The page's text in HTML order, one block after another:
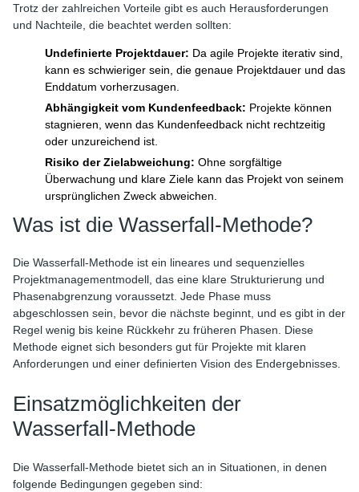
Trotz der zahlreichen Vorteile gibt es auch Herausforderungen
und Nachteile, die beachtet werden sollten:
Undefinierte Projektdauer: Da agile Projekte iterativ sind,
kann es schwieriger sein, die genaue Projektdauer und das
Enddatum vorherzusagen.
Abhängigkeit vom Kundenfeedback: Projekte können
stagnieren, wenn das Kundenfeedback nicht rechtzeitig
oder unzureichend ist.
Risiko der Zielabweichung: Ohne sorgfältige
Überwachung und klare Ziele kann das Projekt von seinem
ursprünglichen Zweck abweichen.
Was ist die Wasserfall-Methode?
Die Wasserfall-Methode ist ein lineares und sequenzielles
Projektmanagementmodell, das eine klare Strukturierung und
Phasenabgrenzung voraussetzt. Jede Phase muss
abgeschlossen sein, bevor die nächste beginnt, und es gibt in der
Regel wenig bis keine Rückkehr zu früheren Phasen. Diese
Methode eignet sich besonders gut für Projekte mit klaren
Anforderungen und einer definierten Vision des Endergebnisses.
Einsatzmöglichkeiten der
Wasserfall-Methode
Die Wasserfall-Methode bietet sich an in Situationen, in denen
folgende Bedingungen gegeben sind: